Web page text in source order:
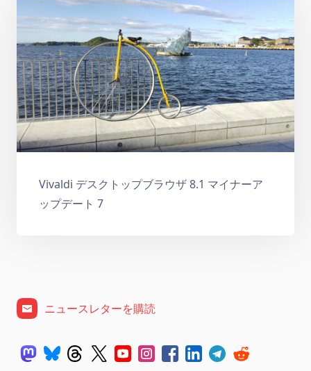
Vivaldi デスクトップブラウザ 8.1 マイナーア
ップデート 7
ニュースレターを購読